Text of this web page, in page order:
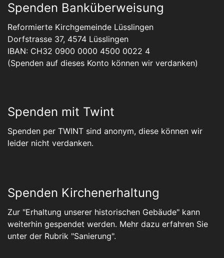
Spenden Banküberweisung
Reformierte Kirchgemeinde Lüsslingen
Dorfstrasse 37, 4574 Lüsslingen
IBAN: CH32 0900 0000 4500 0022 4
(Spenden auf dieses Konto können wir verdanken)
Spenden mit Twint
Spenden per TWINT sind anonym, diese können wir
leider nicht verdanken.
Spenden Kirchenerhaltung
Zur "Erhaltung unserer historischen Gebäude" kann
weiterhin gespendet werden. Mehr dazu erfahren Sie
unter der Rubrik "Sanierung".